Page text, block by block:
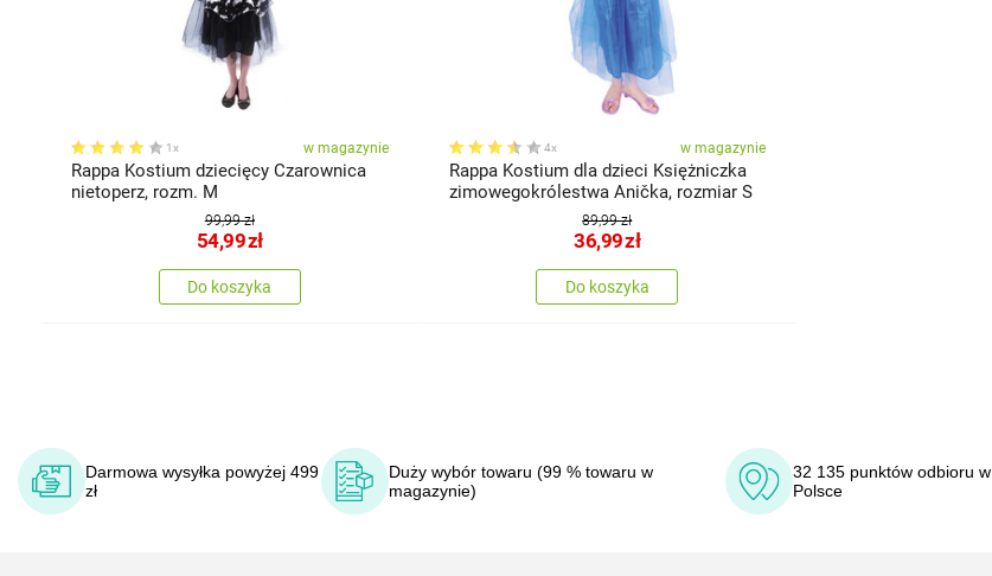
1x w magazynie
Rappa Kostium dziecięcy Czarownica
nietoperz, rozm. M
99,99 zł
54,99zł
Do koszyka
4x w magazynie
Rappa Kostium dla dzieci Księżniczka
zimowegokrólestwa Anička, rozmiar S
89,99 zł
36,99zł
Do koszyka
Darmowa wysyłka powyżej 499
zł
Duży wybór towaru (99 % towaru w
magazynie)
32 135 punktów odbioru w
Polsce